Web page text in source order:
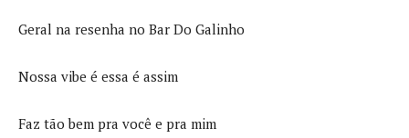
Geral na resenha no Bar Do Galinho
Nossa vibe é essa é assim
Faz tão bem pra você e pra mim